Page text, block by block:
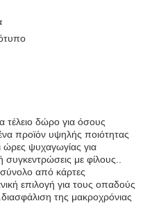
τέλειο δώρο για όσους
προϊόν υψηλής ποιότητας
ώρες ψυχαγωγίας για
συγκεντρώσεις με φίλους..
από κάρτες
επιλογή για τους οπαδούς
της μακροχρόνιας